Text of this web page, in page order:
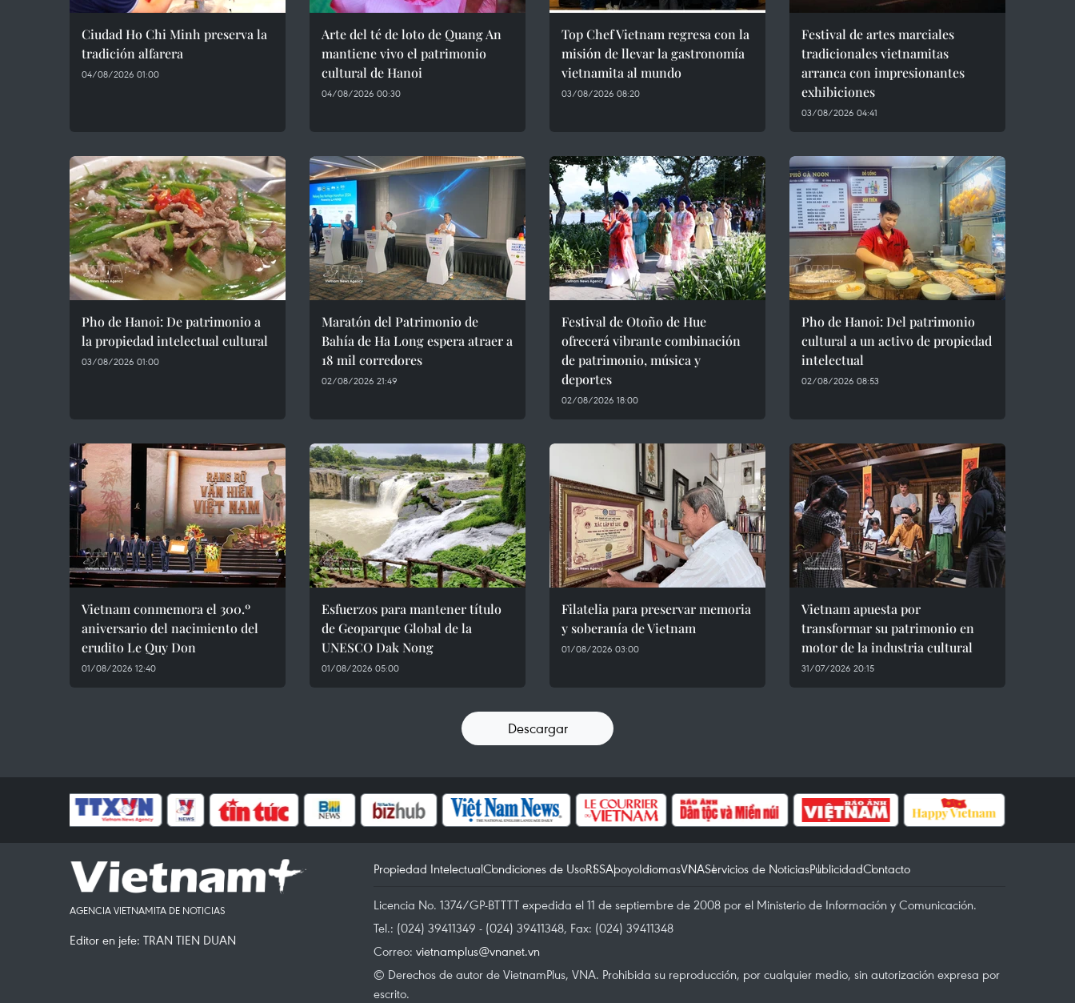
Ciudad Ho Chi Minh preserva la
tradición alfarera
04/08/2026 01:00
Arte del té de loto de Quang An
mantiene vivo el patrimonio
cultural de Hanoi
04/08/2026 00:30
Top Chef Vietnam regresa con la
misión de llevar la gastronomía
vietnamita al mundo
03/08/2026 08:20
Festival de artes marciales
tradicionales vietnamitas
arranca con impresionantes
exhibiciones
03/08/2026 04:41
Pho de Hanoi: De patrimonio a
la propiedad intelectual cultural
03/08/2026 01:00
Maratón del Patrimonio de
Bahía de Ha Long espera atraer a
18 mil corredores
02/08/2026 21:49
Festival de Otoño de Hue
ofrecerá vibrante combinación
de patrimonio, música y
deportes
02/08/2026 18:00
Pho de Hanoi: Del patrimonio
cultural a un activo de propiedad
intelectual
02/08/2026 08:53
Vietnam conmemora el 300.º
aniversario del nacimiento del
erudito Le Quy Don
01/08/2026 12:40
Esfuerzos para mantener título
de Geoparque Global de la
UNESCO Dak Nong
01/08/2026 05:00
Filatelia para preservar memoria
y soberanía de Vietnam
01/08/2026 03:00
Vietnam apuesta por
transformar su patrimonio en
motor de la industria cultural
31/07/2026 20:15
Descargar
AGENCIA VIETNAMITA DE NOTICIAS
Editor en jefe: TRAN TIEN DUAN
Propiedad IntelectualCondiciones de UsoRSSApoyoIdiomasVNAServicios de NoticiasPublicidadContacto
Licencia No. 1374/GP-BTTTT expedida el 11 de septiembre de 2008 por el Ministerio de Información y Comunicación.
Tel.: (024) 39411349 - (024) 39411348, Fax: (024) 39411348
Correo: vietnamplus@vnanet.vn
© Derechos de autor de VietnamPlus, VNA. Prohibida su reproducción, por cualquier medio, sin autorización expresa por
escrito.